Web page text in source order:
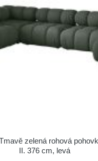
zelená rohová
II. 376 cm, levá